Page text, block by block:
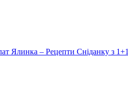
Ялинка – Рецепти Сніданку з 1+1